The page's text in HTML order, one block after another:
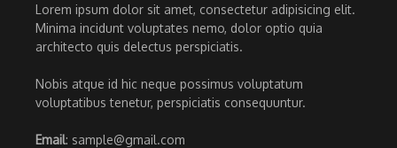
Lorem ipsum dolor sit amet, consectetur adipisicing elit.
Minima incidunt voluptates nemo, dolor optio quia
architecto quis delectus perspiciatis.
Nobis atque id hic neque possimus voluptatum
voluptatibus tenetur, perspiciatis consequuntur.
Email: sample@gmail.com